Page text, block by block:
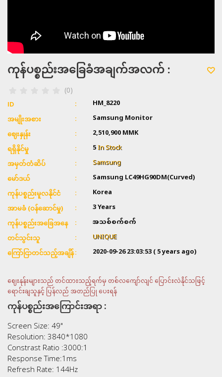
ကုန်ပစ္စည်းအခြေခံအချက်အလက် :
(0)
ID HM_8220
အမျိုးအစား Samsung Monitor
ဈေးနှုန်း 2,510,900 MMK
ရရှိနိုင်မှု 5In Stock
အမှတ်တံဆိပ် Samsung
မော်ဒယ် Samsung LC49HG90DM(Curved)
ကုန်ပစ္စည်းမူလနိုင်ငံ Korea
အာမခံ (ဝန်ဆောင်မှု) 3 Years
ကုန်ပစ္စည်းအခြေအနေ အသစ်စက်စက်
တင်သွင်းသူ UNIQUE
ကြော်ငြာတင်သည့်အချိန် 2020-09-26 23:03:53( 5 years ago)
ဈေးနုန်းများသည် တင်ထားသည့်ရက်မှ တစ်လကျော်လျင် ပြောင်းလဲနိုင်သဖြင့်
ရောင်းချသူနှင့် ပြန်လည် အတည်ပြု ပေးရန်
ကုန်ပစ္စည်းအကြောင်းအရာ :
Screen Size: 49"
Resolution: 3840*1080
Constrast Ratio :3000:1
Response Time:1ms
Refresh Rate: 144Hz